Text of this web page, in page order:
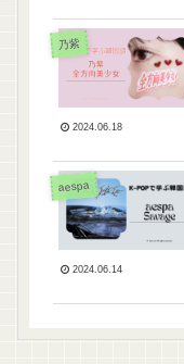
乃紫
2024.06.18
aespa
2024.06.14